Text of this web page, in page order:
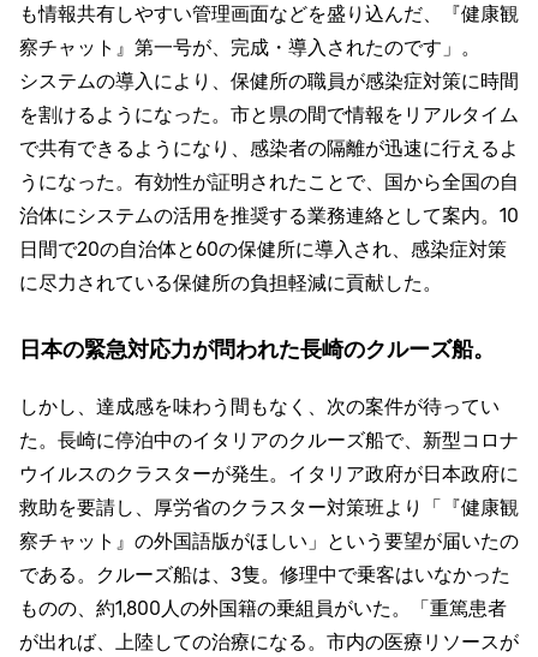
も情報共有しやすい管理画面などを盛り込んだ、『健康観
察チャット』第一号が、完成・導入されたのです」。
システムの導入により、保健所の職員が感染症対策に時間
を割けるようになった。市と県の間で情報をリアルタイム
で共有できるようになり、感染者の隔離が迅速に行えるよ
うになった。有効性が証明されたことで、国から全国の自
治体にシステムの活用を推奨する業務連絡として案内。10
日間で20の自治体と60の保健所に導入され、感染症対策
に尽力されている保健所の負担軽減に貢献した。
日本の緊急対応力が問われた長崎のクルーズ船。
しかし、達成感を味わう間もなく、次の案件が待ってい
た。長崎に停泊中のイタリアのクルーズ船で、新型コロナ
ウイルスのクラスターが発生。イタリア政府が日本政府に
救助を要請し、厚労省のクラスター対策班より「『健康観
察チャット』の外国語版がほしい」という要望が届いたの
である。クルーズ船は、3隻。修理中で乗客はいなかった
ものの、約1,800人の外国籍の乗組員がいた。「重篤患者
が出れば、上陸しての治療になる。市内の医療リソースが